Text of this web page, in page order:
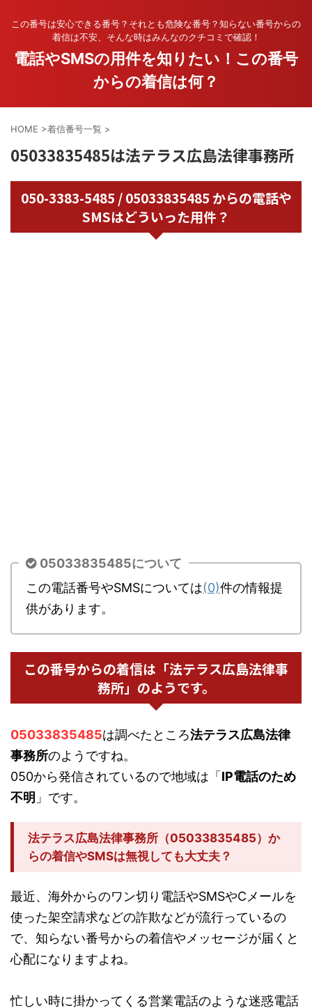
この番号は安心できる番号？それとも危険な番号？知らない番号からの
着信は不安、そんな時はみんなのクチコミで確認！
電話やSMSの用件を知りたい！この番号
からの着信は何？
HOME >着信番号一覧 >
05033835485は法テラス広島法律事務所
050-3383-5485 / 05033835485 からの電話や
SMSはどういった用件？
05033835485について
この電話番号やSMSについては(0)件の情報提
供があります。
この番号からの着信は「法テラス広島法律事
務所」のようです。
05033835485は調べたところ法テラス広島法律
事務所のようですね。
050から発信されているので地域は「 IP電話のため
不明 」です。
法テラス広島法律事務所（05033835485）か
らの着信やSMSは無視しても大丈夫？
最近、海外からのワン切り電話やSMSやCメールを
使った架空請求などの詐欺などが流行っているの
で、知らない番号からの着信やメッセージが届くと
心配になりますよね。
忙しい時に掛かってくる営業電話のような迷惑電話